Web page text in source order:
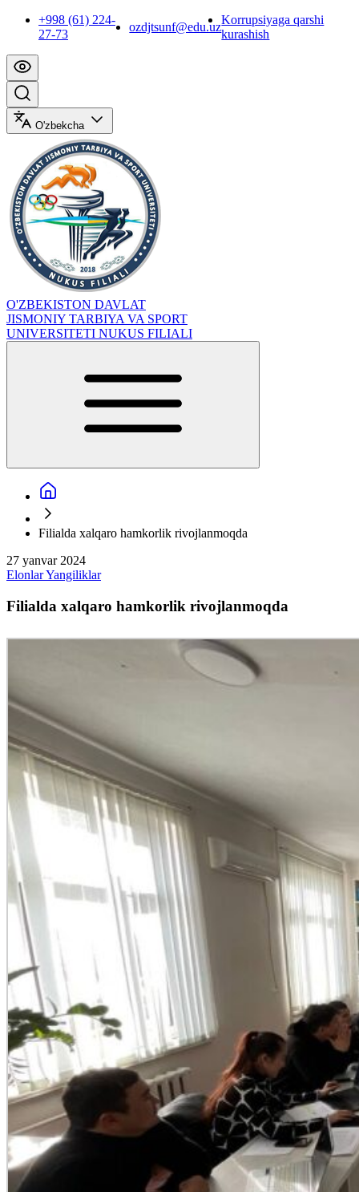
+998 (61) 224-
27-73
ozdjtsunf@edu.uz
Korrupsiyaga qarshi
kurashish
O'zbekcha
O'ZBEKISTON DAVLAT
JISMONIY TARBIYA VA SPORT
UNIVERSITETI NUKUS FILIALI
Filialda xalqaro hamkorlik rivojlanmoqda
27 yanvar 2024
ElonlarYangiliklar
Filialda xalqaro hamkorlik rivojlanmoqda